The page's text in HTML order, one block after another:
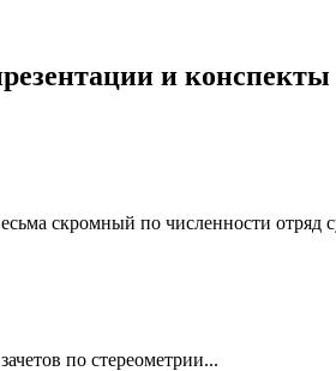
и конспекты
скромный по численности отряд
по стереометрии...